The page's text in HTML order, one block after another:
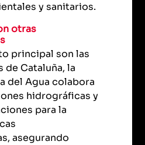
y sanitarios.
otras
principal son las
de Cataluña, la
del Agua colabora
hidrográficas y
para la
asegurando